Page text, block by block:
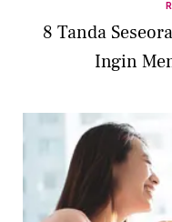
8 Tanda
Ingin